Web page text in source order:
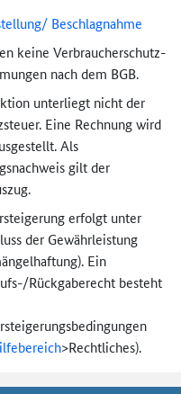
Beschlagnahme
keine Verbraucher­schutz­
nach dem BGB.
unterliegt nicht der
Eine Rechnung wird
Als
gilt der
erfolgt unter
der Gewährleistung
Ein
/Rückgaberecht besteht
>Rechtliches).